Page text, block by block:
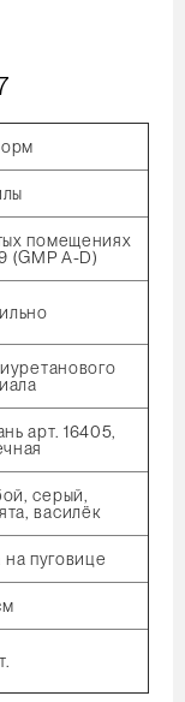
помещениях
(GMP A-D)
арт. 16405,
серый,
василёк
на пуговице